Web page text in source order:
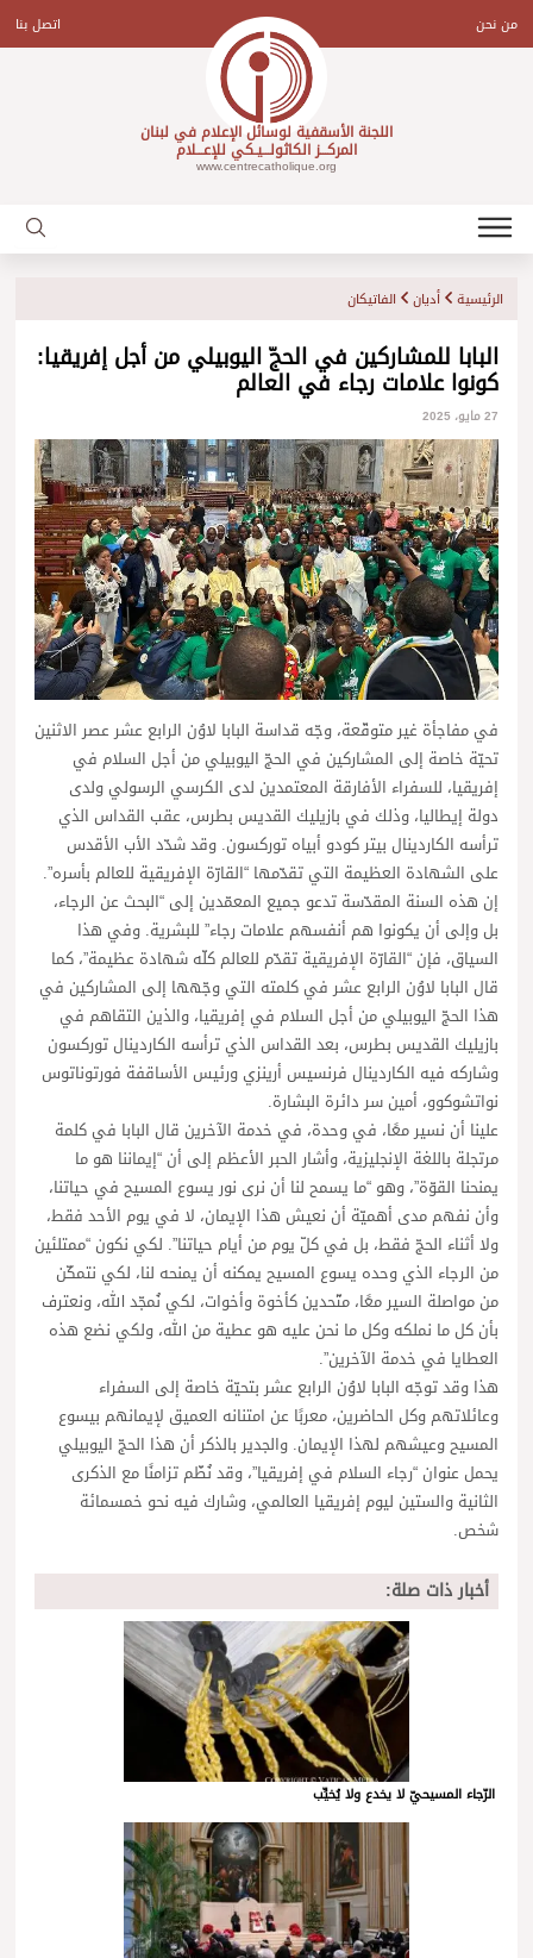
contentمن نحن اتصل بنا
اللجنة الأسقفية لوسائل الإعلام في لبنان
المركـــز الكاثولـــيـكي للإعـــلام
www.centrecatholique.org
الرئيسية أديان الفاتيكان
البابا للمشاركين في الحجّ اليوبيلي من أجل إفريقيا:
كونوا علامات رجاء في العالم
27 مايو، 2025
في مفاجأة غير متوقّعة، وجّه قداسة البابا لاوُن الرابع عشر عصر الاثنين
تحيّة خاصة إلى المشاركين في الحجّ اليوبيلي من أجل السلام في
إفريقيا، للسفراء الأفارقة المعتمدين لدى الكرسي الرسولي ولدى
دولة إيطاليا، وذلك في بازيليك القديس بطرس، عقب القداس الذي
ترأسه الكاردينال بيتر كودو أبياه توركسون. وقد شدّد الأب الأقدس
على الشهادة العظيمة التي تقدّمها “القارّة الإفريقية للعالم بأسره”.
إن هذه السنة المقدّسة تدعو جميع المعمّدين إلى “البحث عن الرجاء،
بل وإلى أن يكونوا هم أنفسهم علامات رجاء” للبشرية. وفي هذا
السياق، فإن “القارّة الإفريقية تقدّم للعالم كلّه شهادة عظيمة”، كما
قال البابا لاوُن الرابع عشر في كلمته التي وجّهها إلى المشاركين في
هذا الحجّ اليوبيلي من أجل السلام في إفريقيا، والذين التقاهم في
بازيليك القديس بطرس، بعد القداس الذي ترأسه الكاردينال توركسون
وشاركه فيه الكاردينال فرنسيس أرينزي ورئيس الأساقفة فورتوناتوس
نواتشوكوو، أمين سر دائرة البشارة.
علينا أن نسير معًا، في وحدة، في خدمة الآخرين قال البابا في كلمة
مرتجلة باللغة الإنجليزية، وأشار الحبر الأعظم إلى أن “إيماننا هو ما
يمنحنا القوّة”، وهو “ما يسمح لنا أن نرى نور يسوع المسيح في حياتنا،
وأن نفهم مدى أهميّة أن نعيش هذا الإيمان، لا في يوم الأحد فقط،
ولا أثناء الحجّ فقط، بل في كلّ يوم من أيام حياتنا”. لكي نكون “ممتلئين
من الرجاء الذي وحده يسوع المسيح يمكنه أن يمنحه لنا، لكي نتمكّن
من مواصلة السير معًا، متّحدين كأخوة وأخوات، لكي نُمجّد الله، ونعترف
بأن كل ما نملكه وكل ما نحن عليه هو عطية من الله، ولكي نضع هذه
العطايا في خدمة الآخرين”.
هذا وقد توجّه البابا لاوُن الرابع عشر بتحيّة خاصة إلى السفراء
وعائلاتهم وكل الحاضرين، معربًا عن امتنانه العميق لإيمانهم بيسوع
المسيح وعيشهم لهذا الإيمان. والجدير بالذكر أن هذا الحجّ اليوبيلي
يحمل عنوان “رجاء السلام في إفريقيا”، وقد نُظّم تزامنًا مع الذكرى
الثانية والستين ليوم إفريقيا العالمي، وشارك فيه نحو خمسمائة
شخص.
أخبار ذات صلة:
الرّجاء المسيحيّ لا يخدع ولا يُخيِّب